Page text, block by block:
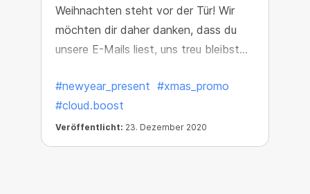
Weihnachten steht vor der Tür! Wir
möchten dir daher danken, dass du
unsere E-Mails liest, uns treu bleibst
haben ein Sonderangebot für dich —
Free Cloud.Boost X2. Steigere diese
Weihnachten deine Verdienste!
#newyear_present #xmas_promo
#cloud.boost
Veröffentlicht: 23. Dezember 2020